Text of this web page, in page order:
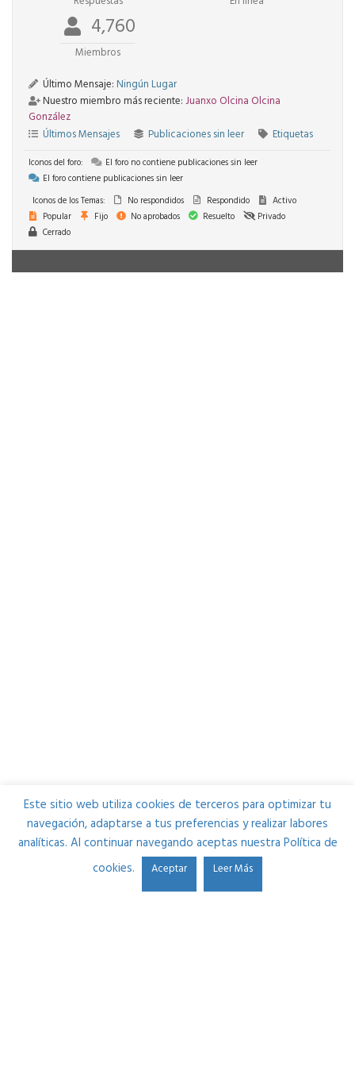
4,760
Miembros
Último Mensaje: Ningún Lugar
Nuestro miembro más reciente:Juanxo Olcina Olcina
González
Últimos Mensajes
Publicaciones sin leer Etiquetas
Iconos del foro:
El foro no contiene publicaciones sin leer
El foro contiene publicaciones sin leer
Iconos de los Temas:
No respondidos Respondido
Activo
Popular
Fijo No aprobados Resuelto
Privado
Cerrado
Este sitio web utiliza cookies de terceros para optimizar tu
navegación, adaptarse a tus preferencias y realizar labores
analíticas. Al continuar navegando aceptas nuestra Política de
cookies.
Aceptar Leer Más